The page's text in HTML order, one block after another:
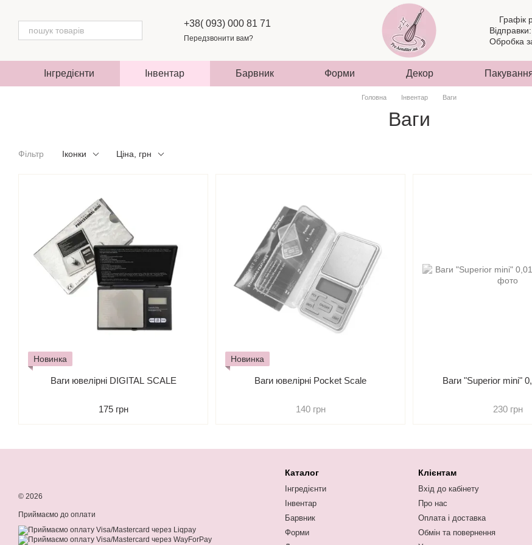
+38( 093) 000 81 71
Передзвонити вам?
Графік
Обробка
Інгредієнти Інвентар Барвник Форми Декор
Головна Інвентар Ваги
Ваги
Фільтр Іконки Ціна, грн
Новинка
Ваги ювелірні DIGITAL SCALE
175 грн
Новинка
Ваги ювелірні Pocket Scale
140 грн
Ваги "Superior mini"
230 грн
© 2026
Приймаємо до оплати
Каталог
Інгредієнти
Інвентар
Барвник
Форми
Клієнтам
Вхід до кабінету
Про нас
Оплата і доставка
Обмін та повернення